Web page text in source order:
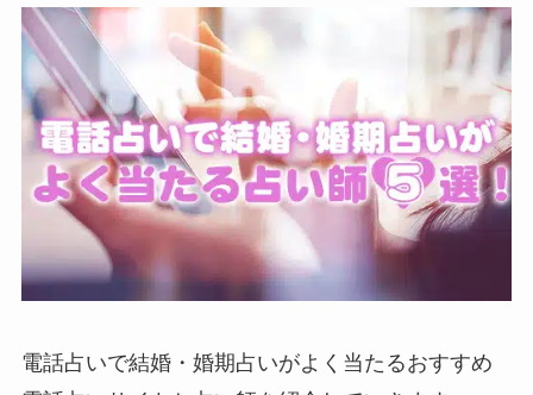
電話占いで結婚・婚期占いがよく当たるおすすめ